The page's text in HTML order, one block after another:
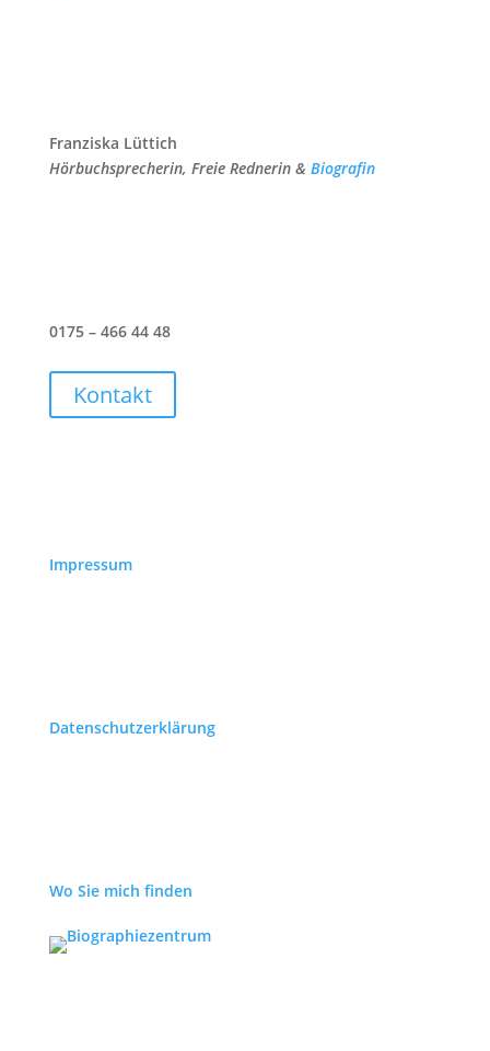
Franziska Lüttich
Hörbuchsprecherin, Freie Rednerin & Biografin
0175 – 466 44 48
Kontakt
Impressum
Datenschutzerklärung
Wo Sie mich finden